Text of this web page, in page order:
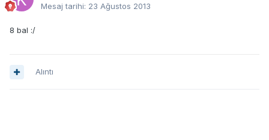
Mesaj tarihi: 23 Ağustos 2013
8 bal :/
Alıntı